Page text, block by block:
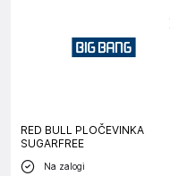
RED BULL PLOČEVINKA
SUGARFREE
Na zalogi